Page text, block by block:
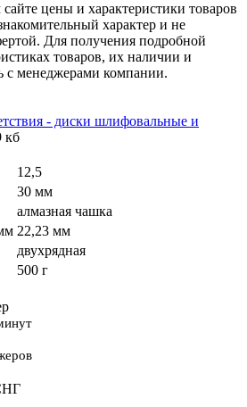
цены и характеристики товаров
характер и не
Для получения подробной
товаров, их наличии и
с менеджерами компании.
- диски шлифовальные и
кб
12,5
30 мм
алмазная чашка
22,23 мм
двухрядная
500 г